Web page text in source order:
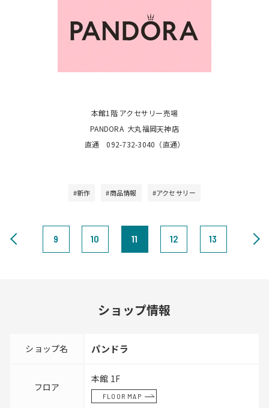
本館1階 アクセサリー売場
PANDORA 大丸福岡天神店
直通 092-732-3040（直通）
#新作 #商品情報 #アクセサリー
9 10 11 12 13
ショップ情報
ショップ名 パンドラ
フロア
本館 1F
FLOOR MAP